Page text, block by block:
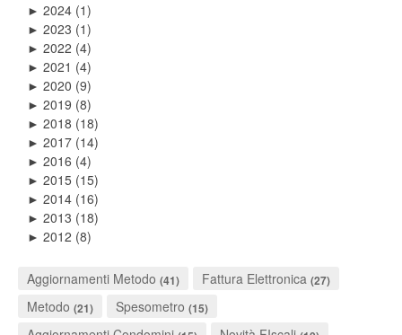
► 2024 (1)
► 2023 (1)
► 2022 (4)
► 2021 (4)
► 2020 (9)
► 2019 (8)
► 2018 (18)
► 2017 (14)
► 2016 (4)
► 2015 (15)
► 2014 (16)
► 2013 (18)
► 2012 (8)
Aggiornamenti Metodo (41) Fattura Elettronica (27)
Metodo (21) Spesometro (15)